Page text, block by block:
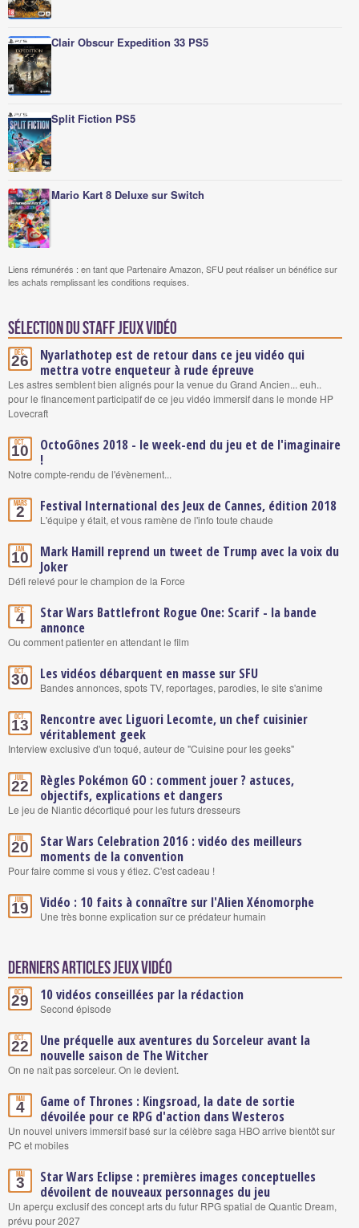
Clair Obscur Expedition 33 PS5
Split Fiction PS5
Mario Kart 8 Deluxe sur Switch
Liens rémunérés : en tant que Partenaire Amazon, SFU peut réaliser un bénéfice sur
les achats remplissant les conditions requises.
Sélection du staff Jeux vidéo
Déc.
26
Nyarlathotep est de retour dans ce jeu vidéo qui
mettra votre enqueteur à rude épreuve
Les astres semblent bien alignés pour la venue du Grand Ancien... euh..
pour le financement participatif de ce jeu vidéo immersif dans le monde HP
Lovecraft
Oct.
10
OctoGônes 2018 - le week-end du jeu et de l'imaginaire
!
Notre compte-rendu de l'évènement...
Mars
2 Festival International des Jeux de Cannes, édition 2018
L'équipe y était, et vous ramène de l'info toute chaude
Jan.
10
Mark Hamill reprend un tweet de Trump avec la voix du
Joker
Défi relevé pour le champion de la Force
Déc.
4
Star Wars Battlefront Rogue One: Scarif - la bande
annonce
Ou comment patienter en attendant le film
Oct.
30 Les vidéos débarquent en masse sur SFU
Bandes annonces, spots TV, reportages, parodies, le site s'anime
Oct.
13
Rencontre avec Liguori Lecomte, un chef cuisinier
véritablement geek
Interview exclusive d'un toqué, auteur de "Cuisine pour les geeks"
Juil.
22
Règles Pokémon GO : comment jouer ? astuces,
objectifs, explications et dangers
Le jeu de Niantic décortiqué pour les futurs dresseurs
Juil.
20
Star Wars Celebration 2016 : vidéo des meilleurs
moments de la convention
Pour faire comme si vous y étiez. C'est cadeau !
Juil.
19 Vidéo : 10 faits à connaître sur l'Alien Xénomorphe
Une très bonne explication sur ce prédateur humain
Derniers articles Jeux vidéo
Oct.
29 10 vidéos conseillées par la rédaction
Second épisode
Oct.
22
Une préquelle aux aventures du Sorceleur avant la
nouvelle saison de The Witcher
On ne naît pas sorceleur. On le devient.
Mai
4
Game of Thrones : Kingsroad, la date de sortie
dévoilée pour ce RPG d'action dans Westeros
Un nouvel univers immersif basé sur la célèbre saga HBO arrive bientôt sur
PC et mobiles
Mai
3
Star Wars Eclipse : premières images conceptuelles
dévoilent de nouveaux personnages du jeu
Un aperçu exclusif des concept arts du futur RPG spatial de Quantic Dream,
prévu pour 2027